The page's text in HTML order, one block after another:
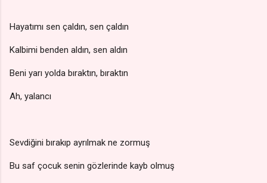
Hayatımı sen çaldın, sen çaldın
Kalbimi benden aldın, sen aldın
Beni yarı yolda bıraktın, bıraktın
Ah, yalancı
Sevdiğini bırakıp ayrılmak ne zormuş
Bu saf çocuk senin gözlerinde kayb olmuş